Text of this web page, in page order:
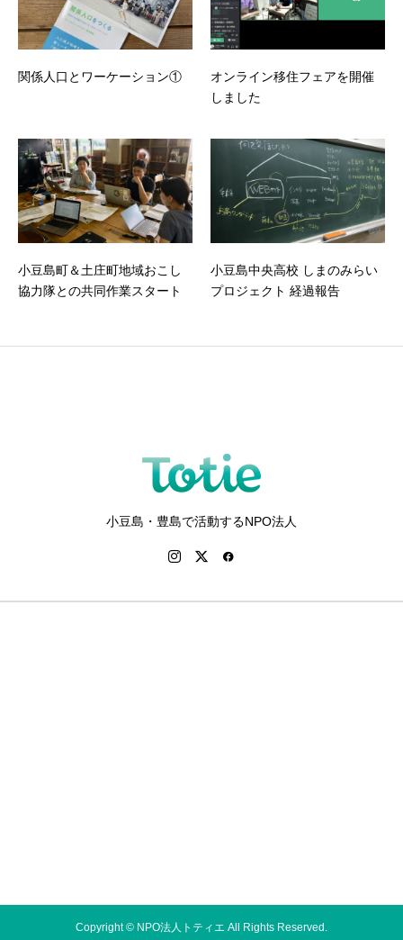
関係人口とワーケーション①
オンライン移住フェアを開催
しました
小豆島町＆土庄町地域おこし
協力隊との共同作業スタート
小豆島中央高校 しまのみらい
プロジェクト 経過報告
小豆島・豊島で活動するNPO法人
Copyright © NPO法人トティエ All Rights Reserved.